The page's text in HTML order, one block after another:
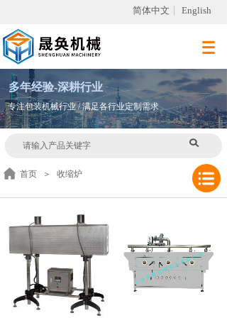
简体中文 English
多年经验-深耕行业
专注包装机械行业 / 满足各行业定制需求
首页 ＞ 收缩炉